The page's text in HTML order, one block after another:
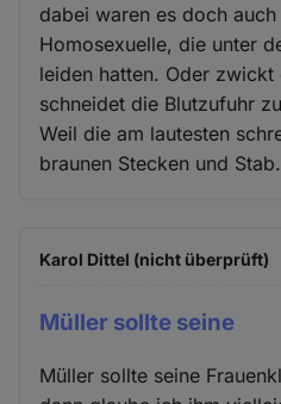
dabei waren es doch
Homosexuelle, die unter
leiden hatten. Oder zwickt
schneidet die Blutzufuhr
Weil die am lautesten
braunen Stecken und Stab.
Karol Dittel (nicht überprüft)
Müller sollte seine
Müller sollte seine